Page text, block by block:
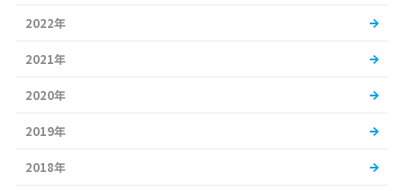
2022年
2021年
2020年
2019年
2018年